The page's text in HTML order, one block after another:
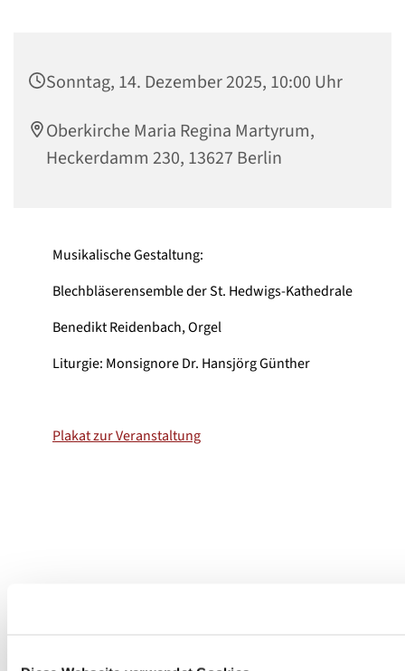
Sonntag, 14. Dezember 2025, 10:00 Uhr
Oberkirche Maria Regina Martyrum,
Heckerdamm 230, 13627 Berlin
Musikalische Gestaltung:
Blechbläserensemble der St. Hedwigs-Kathedrale
Benedikt Reidenbach, Orgel
Liturgie: Monsignore Dr. Hansjörg Günther
Plakat zur Veranstaltung